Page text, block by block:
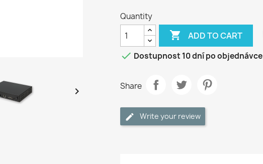

Quantity
 ADD TO CART
 Dostupnost 10 dní po objednávce
Share
Write your review